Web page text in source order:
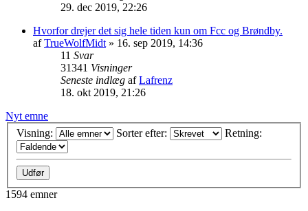
29. dec 2019, 22:26
Hvorfor drejer det sig hele tiden kun om Fcc og Brøndby.
afTrueWolfMidt » 16. sep 2019, 14:36
11 Svar
31341 Visninger
Seneste indlæg afLafrenz
18. okt 2019, 21:26
Nyt emne
Visning:
Sorter efter: Retning:
1594 emner